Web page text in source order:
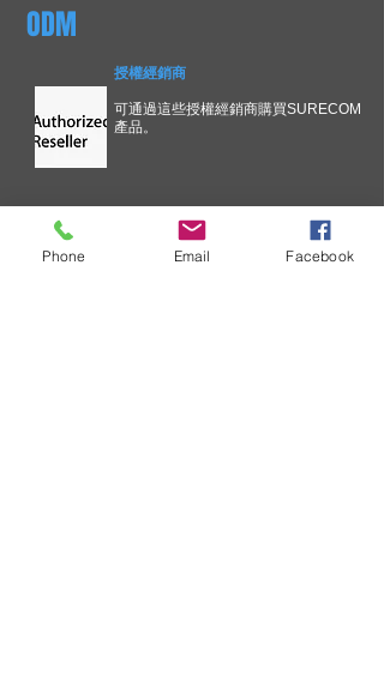
ODM
授權經銷商
可通過這些授權經銷商購買SURECOM
產品。
Phone Email Facebook